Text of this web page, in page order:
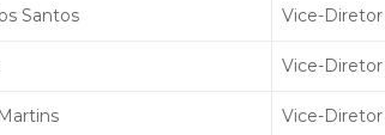
Santos Vice-Diretor
Vice-Diretor
Vice-Diretor